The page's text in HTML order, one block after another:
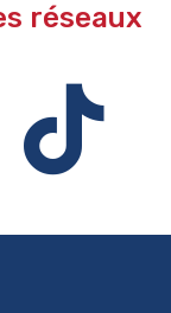
réseaux